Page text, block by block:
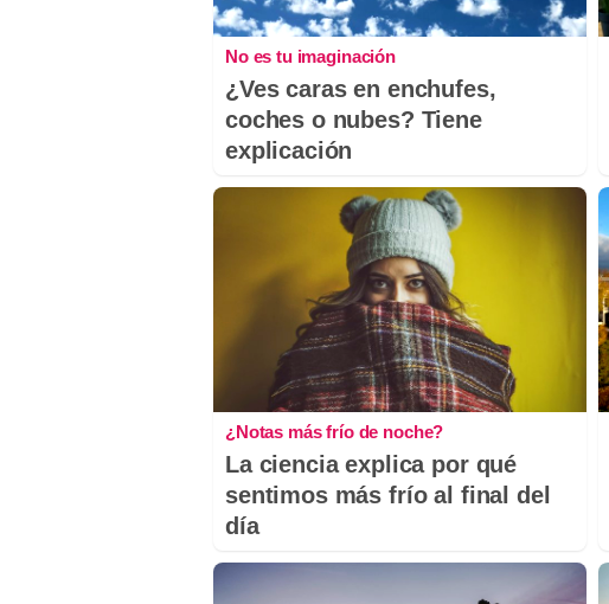
No es tu imaginación
¿Ves caras en enchufes,
coches o nubes? Tiene
explicación
¿Notas más frío de noche?
La ciencia explica por qué
sentimos más frío al final del
día